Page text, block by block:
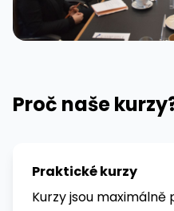
Proč naše
Praktické kurzy
Kurzy jsou